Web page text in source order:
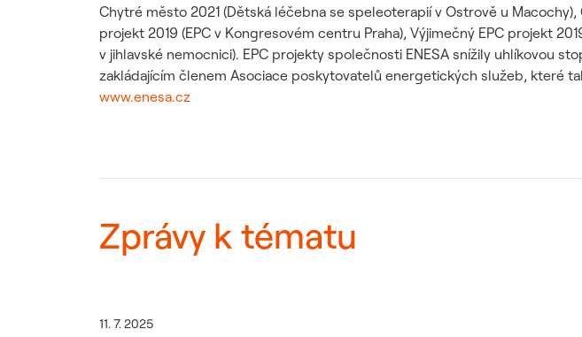
Chytré město 2021 (Dětská léčebna se speleoterapií v Ostrově u
projekt 2019 (EPC v Kongresovém centru Praha), Výjimečný EPC projekt
v jihlavské nemocnici). EPC projekty společnosti ENESA snížily uhlíkovou
zakládajícím členem Asociace poskytovatelů energetických služeb, které
www.enesa.cz
Zprávy k tématu
11. 7. 2025